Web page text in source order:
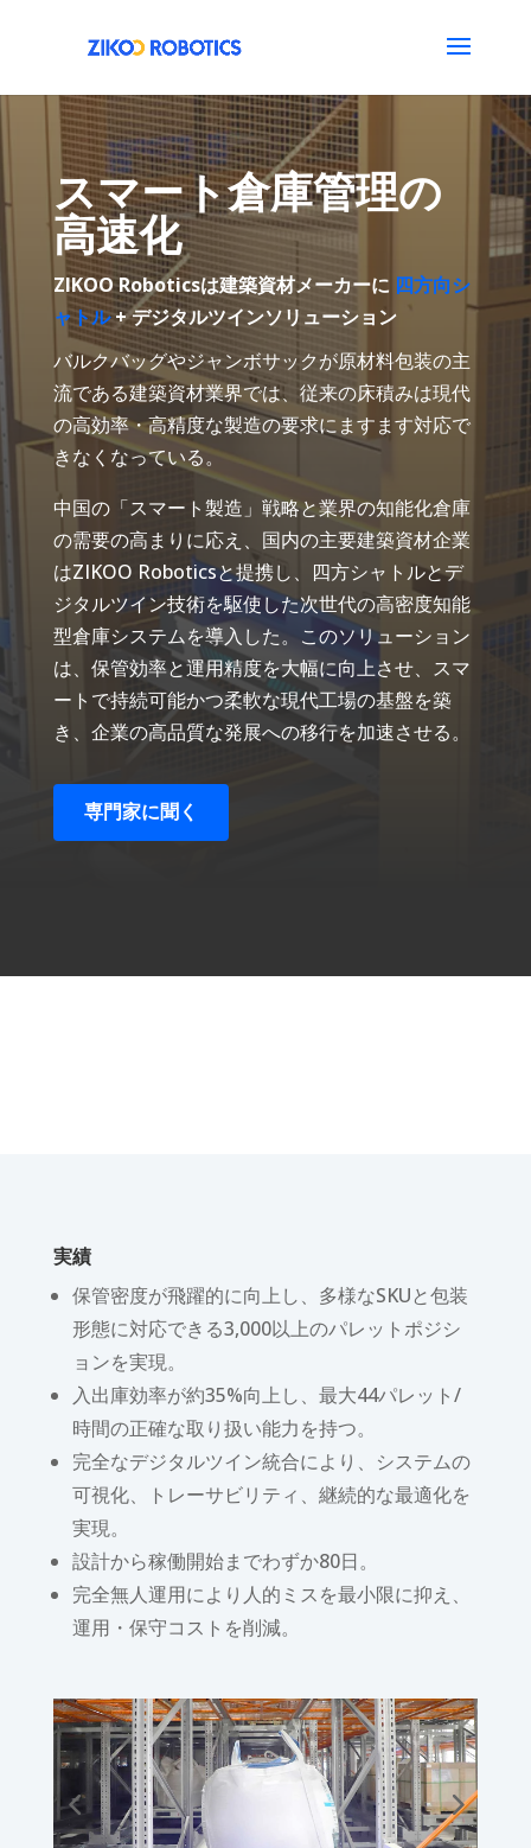
スマート倉庫管理の
高速化
ZIKOO Roboticsは建築資材メーカーに 四方向シ
ャトル+ デジタルツインソリューション
バルクバッグやジャンボサックが原材料包装の主
流である建築資材業界では、従来の床積みは現代
の高効率・高精度な製造の要求にますます対応で
きなくなっている。
中国の「スマート製造」戦略と業界の知能化倉庫
の需要の高まりに応え、国内の主要建築資材企業
はZIKOO Roboticsと提携し、四方シャトルとデ
ジタルツイン技術を駆使した次世代の高密度知能
型倉庫システムを導入した。このソリューション
は、保管効率と運用精度を大幅に向上させ、スマ
ートで持続可能かつ柔軟な現代工場の基盤を築
き、企業の高品質な発展への移行を加速させる。
専門家に聞く
実績
保管密度が飛躍的に向上し、多様なSKUと包装
形態に対応できる3,000以上のパレットポジシ
ョンを実現。
入出庫効率が約35%向上し、最大44パレット/
時間の正確な取り扱い能力を持つ。
完全なデジタルツイン統合により、システムの
可視化、トレーサビリティ、継続的な最適化を
実現。
設計から稼働開始までわずか80日。
完全無人運用により人的ミスを最小限に抑え、
運用・保守コストを削減。